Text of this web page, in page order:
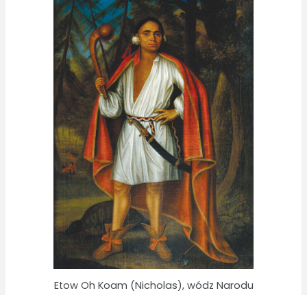
Etow Oh Koam (Nicholas), wódz Narodu